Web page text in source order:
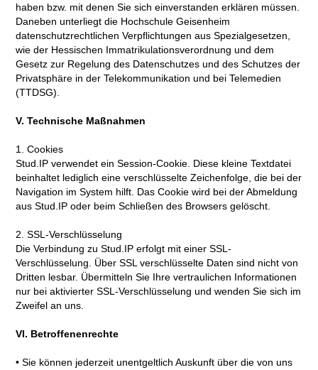
haben bzw. mit denen Sie sich einverstanden erklären müssen.
Daneben unterliegt die Hochschule Geisenheim
datenschutzrechtlichen Verpflichtungen aus Spezialgesetzen,
wie der Hessischen Immatrikulationsverordnung und dem
Gesetz zur Regelung des Datenschutzes und des Schutzes der
Privatsphäre in der Telekommunikation und bei Telemedien
(TTDSG).
V. Technische Maßnahmen
1. Cookies
Stud.IP verwendet ein Session-Cookie. Diese kleine Textdatei
beinhaltet lediglich eine verschlüsselte Zeichenfolge, die bei der
Navigation im System hilft. Das Cookie wird bei der Abmeldung
aus Stud.IP oder beim Schließen des Browsers gelöscht.
2. SSL-Verschlüsselung
Die Verbindung zu Stud.IP erfolgt mit einer SSL-
Verschlüsselung. Über SSL verschlüsselte Daten sind nicht von
Dritten lesbar. Übermitteln Sie Ihre vertraulichen Informationen
nur bei aktivierter SSL-Verschlüsselung und wenden Sie sich im
Zweifel an uns.
VI. Betroffenenrechte
• Sie können jederzeit unentgeltlich Auskunft über die von uns